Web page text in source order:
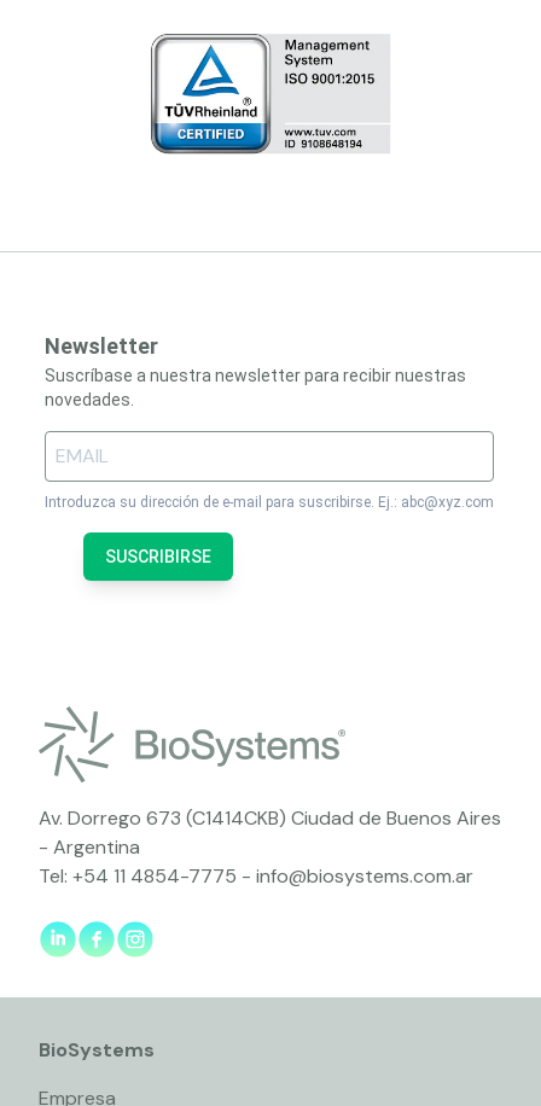
Newsletter
Suscríbase a nuestra newsletter para recibir nuestras
novedades.
Introduzca su dirección de e-mail para suscribirse. Ej.: abc@xyz.com
SUSCRIBIRSE
Av. Dorrego 673 (C1414CKB) Ciudad de Buenos Aires
- Argentina
Tel: +54 11 4854-7775 - info@biosystems.com.ar
BioSystems
Empresa